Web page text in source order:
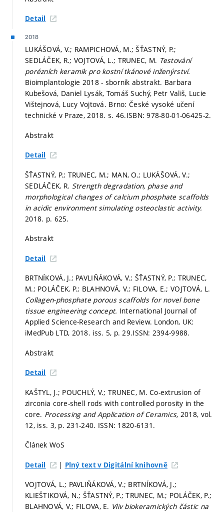
Detail
2018
LUKÁŠOVÁ, V.; RAMPICHOVÁ, M.; ŠŤASTNÝ, P.;
SEDLÁČEK, R.; VOJTOVÁ, L.; TRUNEC, M. Testování
porézních keramik pro kostní tkánové inženýrství.
Bioimplantologie 2018 - sborník abstrakt. Barbara
Kubešová, Daniel Lysák, Tomáš Suchý, Petr Vališ, Lucie
Vištejnová, Lucy Vojtová. Brno: České vysoké učení
technické v Praze, 2018. s. 46.ISBN: 978-80-01-06425-2.
Abstrakt
Detail
ŠŤASTNÝ, P.; TRUNEC, M.; MAN, O.; LUKÁŠOVÁ, V.;
SEDLÁČEK, R. Strength degradation, phase and
morphological changes of calcium phosphate scaffolds
in acidic environment simulating osteoclastic activity.
2018. p. 625.
Abstrakt
Detail
BRTNÍKOVÁ, J.; PAVLIŇÁKOVÁ, V.; ŠŤASTNÝ, P.; TRUNEC,
M.; POLÁČEK, P.; BLAHNOVÁ, V.; FILOVA, E.; VOJTOVÁ, L.
Collagen-phosphate porous scaffolds for novel bone
tissue engineering concept. International Journal of
Applied Science-Research and Review. London, UK:
iMedPub LTD, 2018. iss. 5, p. 29.ISSN: 2394-9988.
Abstrakt
Detail
KAŠTYL, J.; POUCHLÝ, V.; TRUNEC, M. Co-extrusion of
zirconia core-shell rods with controlled porosity in the
core. Processing and Application of Ceramics, 2018, vol.
12, iss. 3, p. 231-240. ISSN: 1820-6131.
Článek WoS
Detail | Plný text v Digitální knihovně
VOJTOVÁ, L.; PAVLIŇÁKOVÁ, V.; BRTNÍKOVÁ, J.;
KLIEŠTIKOVÁ, N.; ŠŤASTNÝ, P.; TRUNEC, M.; POLÁČEK, P.;
BLAHNOVÁ, V.; FILOVA, E. Vliv biokeramických částic na